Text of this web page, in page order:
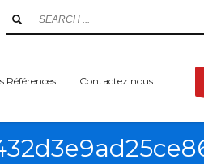
Références Contactez nous